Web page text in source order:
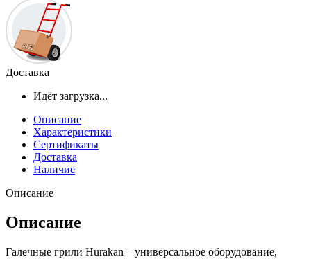
Доставка
Идёт загрузка...
Описание
Характеристики
Сертификаты
Доставка
Наличие
Описание
Описание
Галечные грили Hurakan – универсальное оборудование,